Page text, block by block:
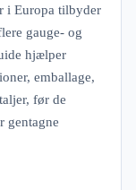
i Europa tilbyder
gauge- og
hjælper
emballage,
før de
gentagne